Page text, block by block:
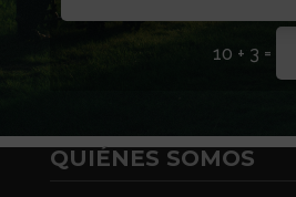
10 + 3 =
QUIÉNES SOMOS